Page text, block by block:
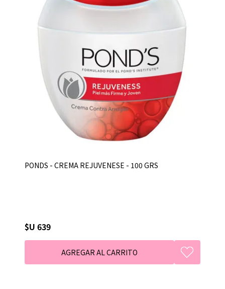
PONDS - CREMA REJUVENESE - 100 GRS
$U 639